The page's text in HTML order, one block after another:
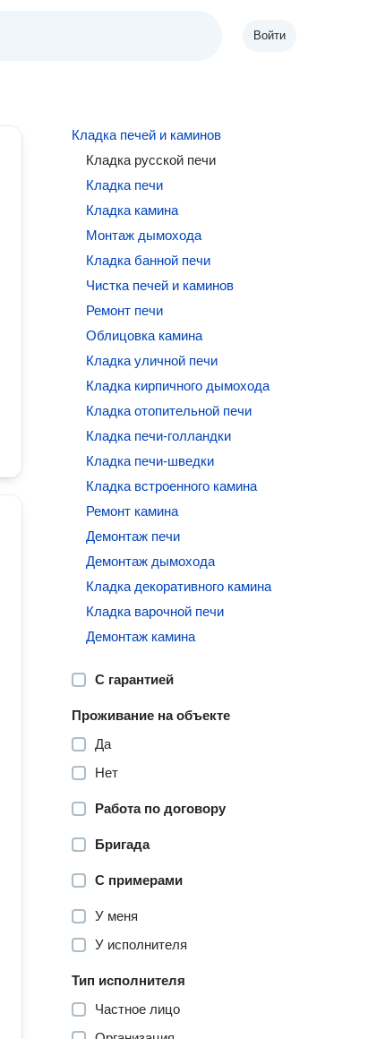
Войти
Кладка печей и каминов
Кладка русской печи
Кладка печи
Кладка камина
Монтаж дымохода
Кладка банной печи
Чистка печей и каминов
Ремонт печи
Облицовка камина
Кладка уличной печи
Кладка кирпичного дымохода
Кладка отопительной печи
Кладка печи-голландки
Кладка печи-шведки
Кладка встроенного камина
Ремонт камина
Демонтаж печи
Демонтаж дымохода
Кладка декоративного камина
Кладка варочной печи
Демонтаж камина
С гарантией
Проживание на объекте
Да
Нет
Работа по договору
Бригада
С примерами
У меня
У исполнителя
Тип исполнителя
Частное лицо